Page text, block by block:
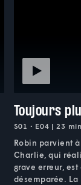
Toujours
S01 • E04 | 23
Robin parvient
Charlie, qui
grave erreur,
désemparée.